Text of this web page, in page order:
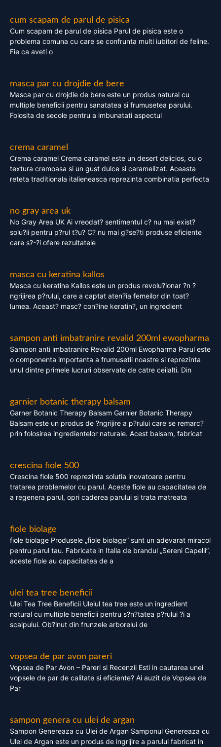
cum scapam de parul de pisica
Cum scapam de parul de pisica Parul de pisica este o
problema comuna cu care se confrunta multi iubitori de feline.
Fie ca aveti o
masca par cu drojdie de bere
Masca par cu drojdie de bere este un produs natural cu
multiple beneficii pentru sanatatea si frumusetea parului.
Folosita de secole pentru a imbunatati aspectul
crema caramel
Crema caramel Crema caramel este un desert delicios, cu o
textura cremoasa si un gust dulce si caramelizat. Aceasta
reteta traditionala italieneasca reprezinta combinatia perfecta
no gray area uk
No Gray Area UK Ai vreodat? sentimentul c? nu mai exist?
solu?ii pentru p?rul t?u? C? nu mai g?se?ti produse eficiente
care s?-?i ofere rezultatele
masca cu keratina kallos
Masca cu keratina Kallos este un produs revolu?ionar ?n ?
ngrijirea p?rului, care a captat aten?ia femeilor din toat?
lumea. Aceast? masc? con?ine keratin?, un ingredient
sampon anti imbatranire revalid 200ml ewopharma
Sampon anti imbatranire Revalid 200ml Ewopharma Parul este
o componenta importanta a frumusetii noastre si reprezinta
unul dintre primele lucruri observate de catre ceilalti. Din
garnier botanic therapy balsam
Garner Botanic Therapy Balsam Garnier Botanic Therapy
Balsam este un produs de ?ngrijire a p?rului care se remarc?
prin folosirea ingredientelor naturale. Acest balsam, fabricat
crescina fiole 500
Crescina fiole 500 reprezinta solutia inovatoare pentru
tratarea problemelor cu parul. Aceste fiole au capacitatea de
a regenera parul, opri caderea parului si trata matreata
fiole biolage
fiole biolage Produsele „fiole biolage” sunt un adevarat miracol
pentru parul tau. Fabricate in Italia de brandul „Sereni Capelli”,
aceste fiole au capacitatea de a
ulei tea tree beneficii
Ulei Tea Tree Beneficii Uleiul tea tree este un ingredient
natural cu multiple beneficii pentru s?n?tatea p?rului ?i a
scalpului. Ob?inut din frunzele arborelui de
vopsea de par avon pareri
Vopsea de Par Avon – Pareri si Recenzii Esti in cautarea unei
vopsele de par de calitate si eficiente? Ai auzit de Vopsea de
Par
sampon genera cu ulei de argan
Sampon Genereaza cu Ulei de Argan Samponul Genereaza cu
Ulei de Argan este un produs de ingrijire a parului fabricat in